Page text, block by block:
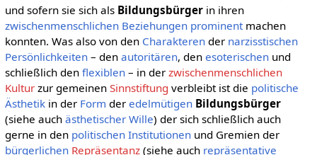
und sofern sie sich als Bildungsbürgerin ihren
zwischenmenschlichen Beziehungen prominentmachen
konnten. Was also von den Charakterender narzisstischen
Persönlichkeiten– den autoritären, den esoterischenund
schließlich den flexiblen– in der zwischenmenschlichen
Kulturzur gemeinen Sinnstiftung verbleibt ist die politische
Ästhetikin der Form der edelmütigen Bildungsbürger
(siehe auch ästhetischer Wille) der sich schließlich auch
gerne in den politischen Institutionenund Gremien der
bürgerlichen Repräsentanz(siehe auch repräsentative